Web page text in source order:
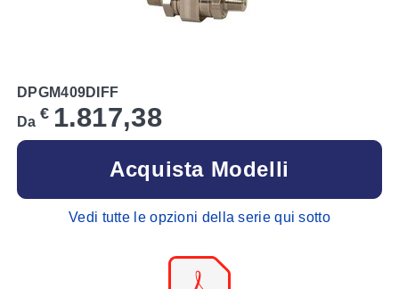
DPGM409DIFF
Da € 1.817,38
Acquista Modelli
Vedi tutte le opzioni della serie qui sotto